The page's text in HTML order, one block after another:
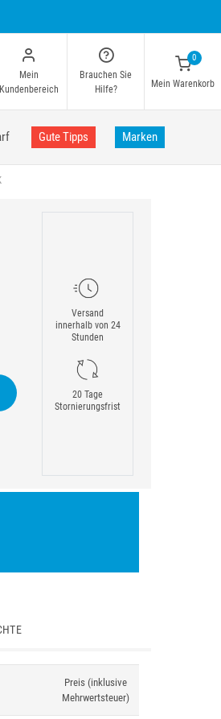
Mein
Kundenbereich
Brauchen Sie
Hilfe?
0
Mein Warenkorb
Gute Tipps Marken
Versand
innerhalb von 24
Stunden
20 Tage
Stornierungsfrist
Preis (inklusive
Mehrwertsteuer)